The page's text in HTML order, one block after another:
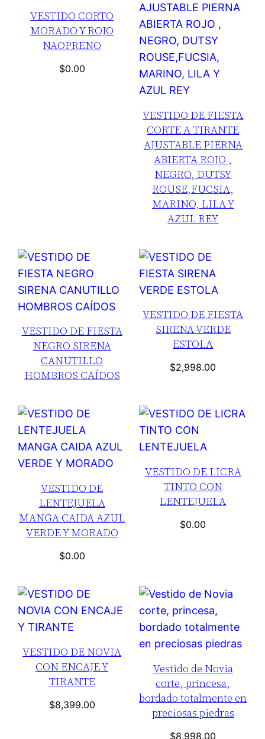
VESTIDO CORTO
MORADO Y ROJO
NAOPRENO
$0.00
VESTIDO DE FIESTA
CORTE A TIRANTE
AJUSTABLE PIERNA
ABIERTA ROJO ,
NEGRO, DUTSY
ROUSE,FUCSIA,
MARINO, LILA Y
AZUL REY
VESTIDO DE FIESTA
NEGRO SIRENA
CANUTILLO
HOMBROS CAÍDOS
VESTIDO DE FIESTA
SIRENA VERDE
ESTOLA
$2,998.00
VESTIDO DE
LENTEJUELA
MANGA CAIDA AZUL
VERDE Y MORADO
$0.00
VESTIDO DE LICRA
TINTO CON
LENTEJUELA
$0.00
VESTIDO DE NOVIA
CON ENCAJE Y
TIRANTE
$8,399.00
Vestido de Novia
corte, princesa,
bordado totalmente en
preciosas piedras
$8,998.00